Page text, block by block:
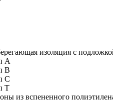
изоляция с
А
B
C
T
из вспененного